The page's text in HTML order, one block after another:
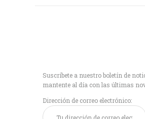
Suscríbete a nuestro boletín de
mantente al día con las últimas
Dirección de correo electrónico: